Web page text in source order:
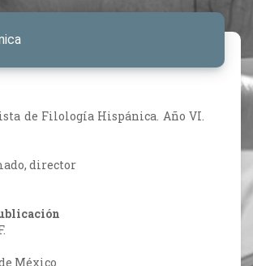
de Filología Hispánica. Año VI.
director
México